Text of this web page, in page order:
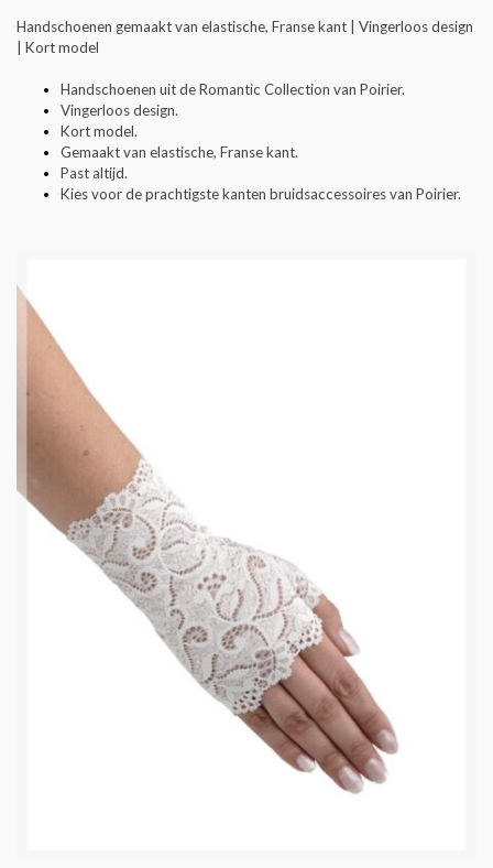
Handschoenen gemaakt van elastische, Franse kant | Vingerloos design
| Kort model
Handschoenen uit de Romantic Collection van Poirier.
Vingerloos design.
Kort model.
Gemaakt van elastische, Franse kant.
Past altijd.
Kies voor de prachtigste kanten bruidsaccessoires van Poirier.